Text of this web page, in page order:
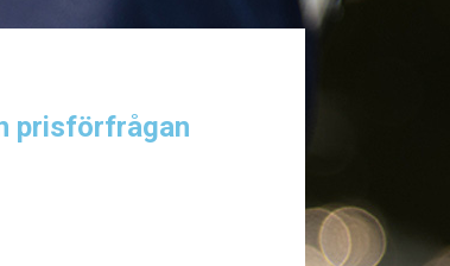
prisförfrågan